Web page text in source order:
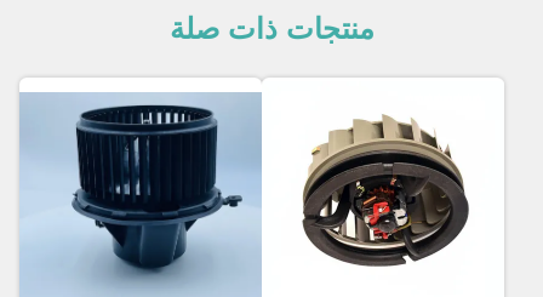
منتجات ذات صلة